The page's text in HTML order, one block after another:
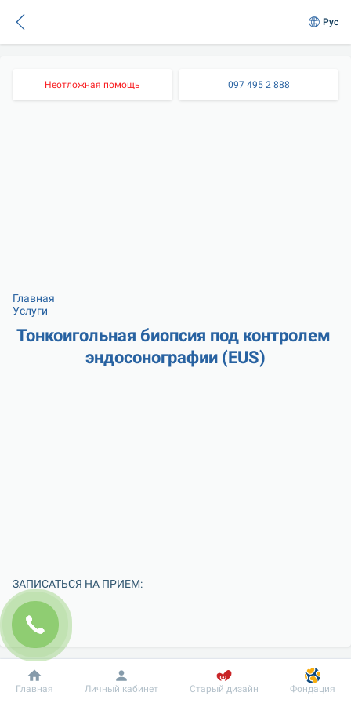
Рус
Неотложная помощь 097 495 2 888
Главная
Услуги
Тонкоигольная биопсия под контролем
эндосонографии (EUS)
ЗАПИСАТЬСЯ НА ПРИЕМ:
Добробут Информация Пациенту
Главная Личный кабинет Старый дизайн Фондация